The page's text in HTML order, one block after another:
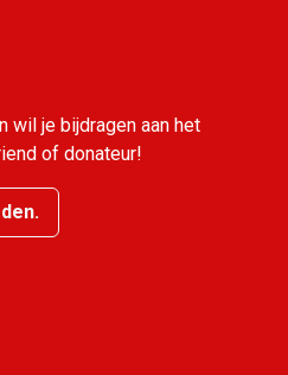
wil je bijdragen aan het
of donateur!